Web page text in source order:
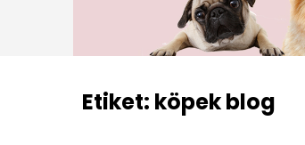
Etiket: köpek blog